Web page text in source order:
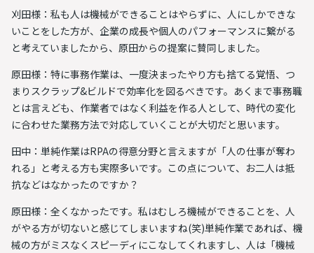
刈田様：私も人は機械ができることはやらずに、人にしかできな
いことをした方が、企業の成長や個人のパフォーマンスに繋がる
と考えていましたから、原田からの提案に賛同しました。
原田様： 特に事務作業は、一度決まったやり方も捨てる覚悟、つ
まりスクラップ&ビルドで効率化を図るべきです。 あくまで事務職
とは言えども、作業者ではなく利益を作る人として、時代の変化
に合わせた業務方法で対応していくことが大切だと思います。
田中：単純作業はRPAの得意分野と言えますが「人の仕事が奪わ
れる」と考える方も実際多いです。この点について、お二人は抵
抗などはなかったのですか？
原田様：全くなかったです。私はむしろ機械ができることを、人
がやる方が切ないと感じてしまいますね(笑)単純作業であれば、機
械の方がミスなくスピーディにこなしてくれますし、人は「機械